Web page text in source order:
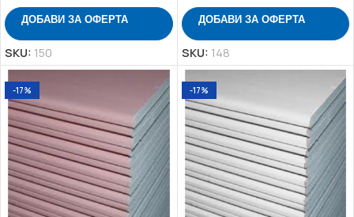
ДОБАВИ ЗА ОФЕРТА
SKU: 150
ДОБАВИ ЗА ОФЕРТА
SKU: 148
-17% -17%